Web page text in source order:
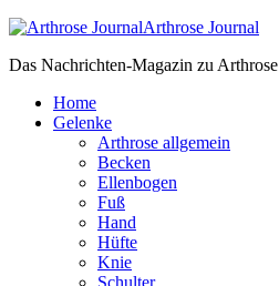
Arthrose Journal
Das Nachrichten-Magazin zu Arthrose
Home
Gelenke
Arthrose allgemein
Becken
Ellenbogen
Fuß
Hand
Hüfte
Knie
Schulter